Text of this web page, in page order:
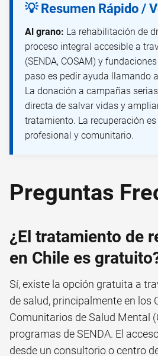
💡 Resumen Rápido /
Al grano: La rehabilitación de
proceso integral accesible a
(SENDA, COSAM) y
paso es pedir ayuda llamando
La donación a campañas
directa de salvar vidas y
tratamiento. La recuperación
profesional y comunitario.
Preguntas
¿El tratamiento de
en Chile es
Sí, existe la opción gratuita a
de salud, principalmente en los
Comunitarios de Salud Mental
programas de SENDA. El
desde un consultorio o centro